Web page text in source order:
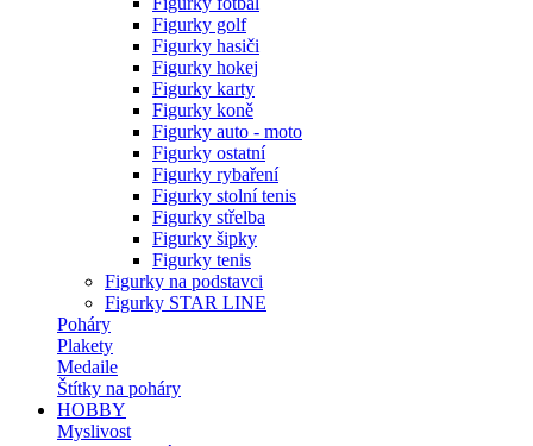
Figurky golf
Figurky hasiči
Figurky hokej
Figurky karty
Figurky koně
Figurky auto - moto
Figurky ostatní
Figurky rybaření
Figurky stolní tenis
Figurky střelba
Figurky šipky
Figurky tenis
Figurky na podstavci
Figurky STAR LINE
Poháry
Plakety
Medaile
Štítky na poháry
HOBBY
Myslivost